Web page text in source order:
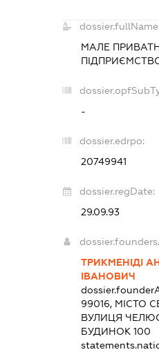
МАЛЕ
-
dossier.edrpo:
20749941
dossier.regDate:
29.09.93
ТРИКМЕНІДІ
ІВАНОВИЧ
99016, МІСТО
ВУЛИЦЯ
БУДИНОК 100